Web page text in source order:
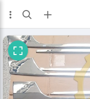
ثبت آگهی